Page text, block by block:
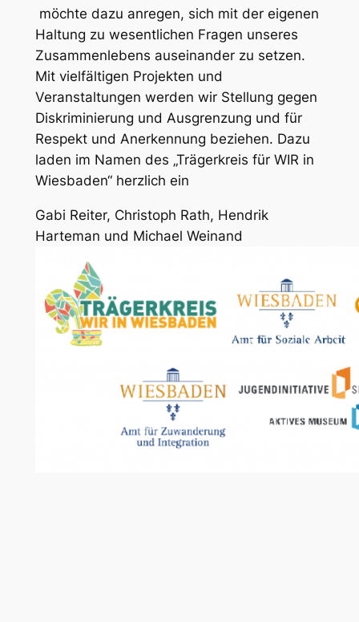
möchte dazu anregen, sich mit der eigenen
Haltung zu wesentlichen Fragen unseres
Zusammenlebens auseinander zu setzen.
Mit vielfältigen Projekten und
Veranstaltungen werden wir Stellung gegen
Diskriminierung und Ausgrenzung und für
Respekt und Anerkennung beziehen. Dazu
laden im Namen des „Trägerkreis für WIR in
Wiesbaden“ herzlich ein
Gabi Reiter, Christoph Rath, Hendrik
Harteman und Michael Weinand